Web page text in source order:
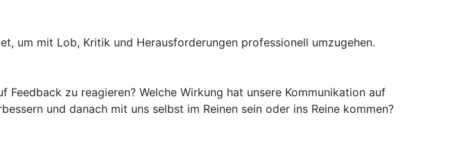
um mit Lob, Kritik und Herausforderungen professionell umzugehen.
zu reagieren? Welche Wirkung hat unsere Kommunikation auf
und danach mit uns selbst im Reinen sein oder ins Reine kommen?